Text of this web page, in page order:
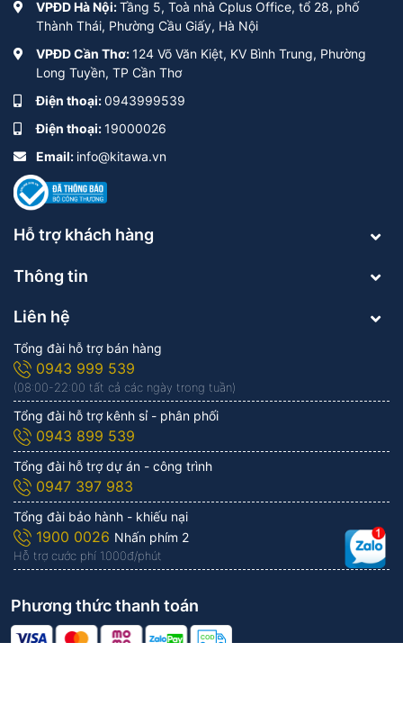
VPĐD Hà Nội:Tầng 5, Toà nhà Cplus Office, tổ 28, phố
Thành Thái, Phường Cầu Giấy, Hà Nội
VPĐD Cần Thơ:124 Võ Văn Kiệt, KV Bình Trung, Phường
Long Tuyền, TP Cần Thơ
Điện thoại:0943999539
Điện thoại:19000026
Email: info@kitawa.vn
Hỗ trợ khách hàng
Thông tin
Liên hệ
Tổng đài hỗ trợ bán hàng
0943 999 539
(08:00-22:00 tất cả các ngày trong tuần)
Tổng đài hỗ trợ kênh sỉ - phân phối
0943 899 539
Tổng đài hỗ trợ dự án - công trình
0947 397 983
Tổng đài bảo hành - khiếu nại
1900 0026 Nhấn phím 2
Hỗ trợ cước phí 1.000đ/phút
Phương thức thanh toán